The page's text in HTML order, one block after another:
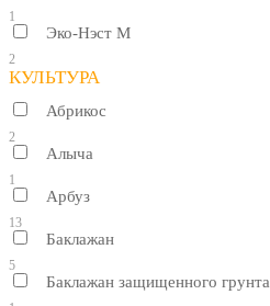
1
Эко-Нэст М
2
КУЛЬТУРА
Абрикос
2
Алыча
1
Арбуз
13
Баклажан
5
Баклажан защищенного грунта